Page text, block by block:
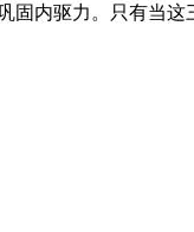
内驱力。只有当这